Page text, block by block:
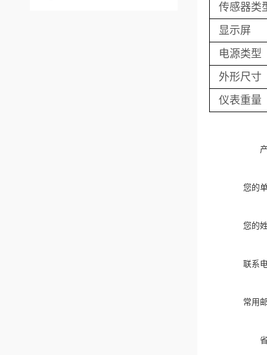
传感器类
显示屏
电源类型
外形尺寸
仪表重量
您的
您的
联系
常用